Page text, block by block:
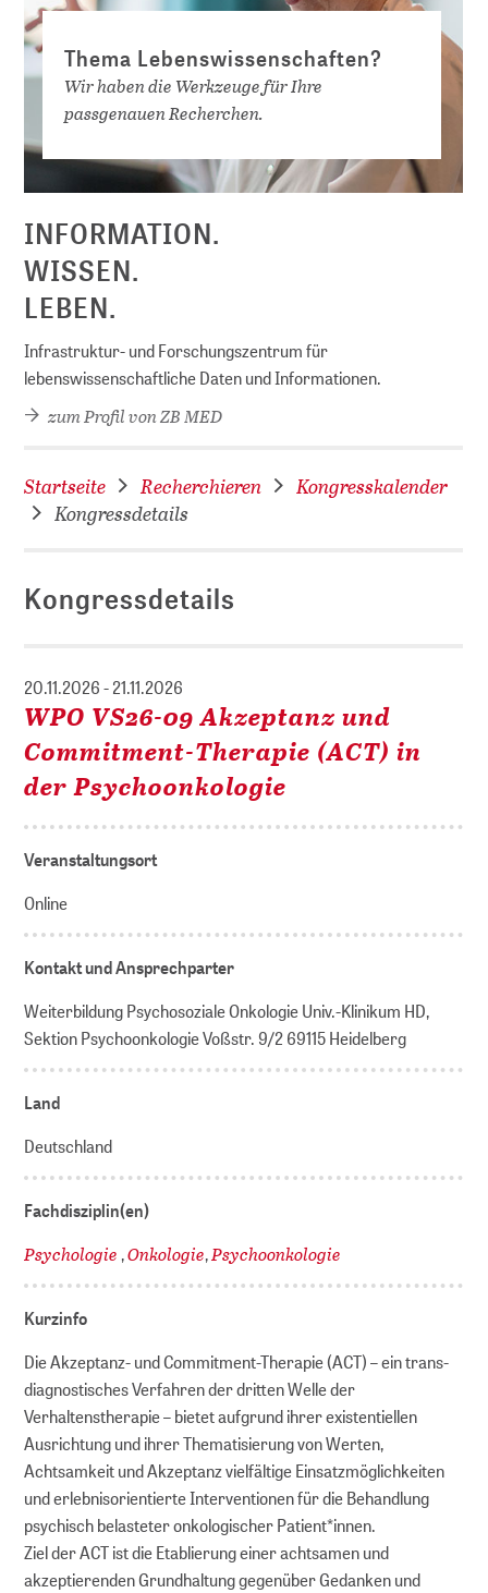
Thema Lebenswissenschaften?
Wir haben die Werkzeuge für Ihre
passgenauen Recherchen.
INFORMATION.
WISSEN.
LEBEN.
Infrastruktur- und Forschungszentrum für
lebenswissenschaftliche Daten und Informationen.
zum Profil von ZB MED
Startseite Recherchieren
Kongresskalender
Kongressdetails
Kongressdetails
20.11.2026 - 21.11.2026
WPO VS26-09 Akzeptanz und
Commitment-Therapie (ACT) in
der Psychoonkologie
Veranstaltungsort
Online
Kontakt und Ansprechparter
Weiterbildung Psychosoziale Onkologie Univ.-Klinikum HD,
Sektion Psychoonkologie Voßstr. 9/2 69115 Heidelberg
Land
Deutschland
Fachdisziplin(en)
Psychologie ,Onkologie,Psychoonkologie
Kurzinfo
Die Akzeptanz- und Commitment-Therapie (ACT) – ein trans-
diagnostisches Verfahren der dritten Welle der
Verhaltenstherapie – bietet aufgrund ihrer existentiellen
Ausrichtung und ihrer Thematisierung von Werten,
Achtsamkeit und Akzeptanz vielfältige Einsatzmöglichkeiten
und erlebnisorientierte Interventionen für die Behandlung
psychisch belasteter onkologischer Patient*innen.
Ziel der ACT ist die Etablierung einer achtsamen und
akzeptierenden Grundhaltung gegenüber Gedanken und